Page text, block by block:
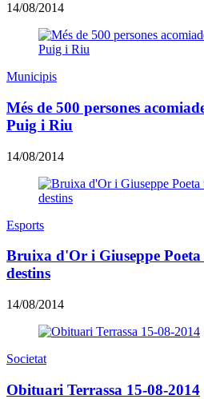
14/08/2014
Municipis
Més de 500 persones
Puig i Riu
14/08/2014
Esports
Bruixa d'Or i Giuseppe Poeta
destins
14/08/2014
Societat
Obituari Terrassa 15-08-2014